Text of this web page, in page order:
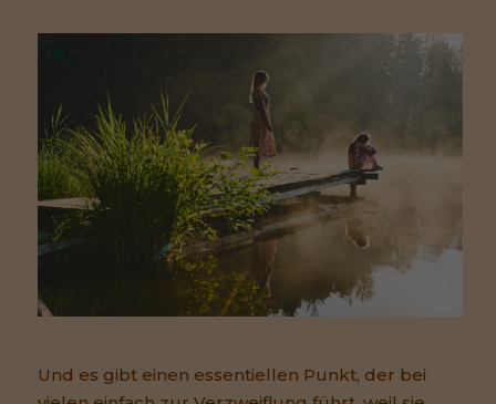
Und es gibt einen essentiellen Punkt, der bei